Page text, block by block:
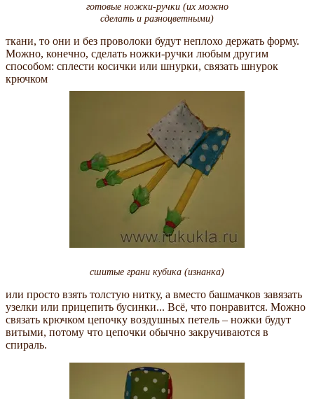
готовые ножки-ручки (их можно
сделать и разноцветными)
ткани, то они и без проволоки будут неплохо держать форму.
Можно, конечно, сделать ножки-ручки любым другим
способом: сплести косички или шнурки, связать шнурок
крючком
сшитые грани кубика (изнанка)
или просто взять толстую нитку, а вместо башмачков завязать
узелки или прицепить бусинки... Всё, что понравится. Можно
связать крючком цепочку воздушных петель – ножки будут
витыми, потому что цепочки обычно закручиваются в
спираль.